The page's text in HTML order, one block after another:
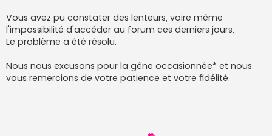
Vous avez pu constater des lenteurs, voire même
l'impossibilité d'accéder au forum ces derniers jours.
Le problème a été résolu.
Nous nous excusons pour la gêne occasionnée* et nous
vous remercions de votre patience et votre fidélité.